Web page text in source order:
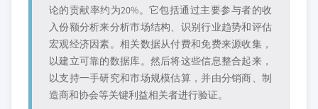
论的贡献率约为20%。它包括通过主要参与者的收
入份额分析来分析市场结构、识别行业趋势和评估
宏观经济因素。相关数据从付费和免费来源收集，
以建立可靠的数据库。然后将这些信息整合起来，
以支持一手研究和市场规模估算，并由分销商、制
造商和协会等关键利益相关者进行验证。